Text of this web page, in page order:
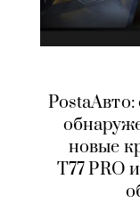
PostaАвто:
новые
T77 PRO